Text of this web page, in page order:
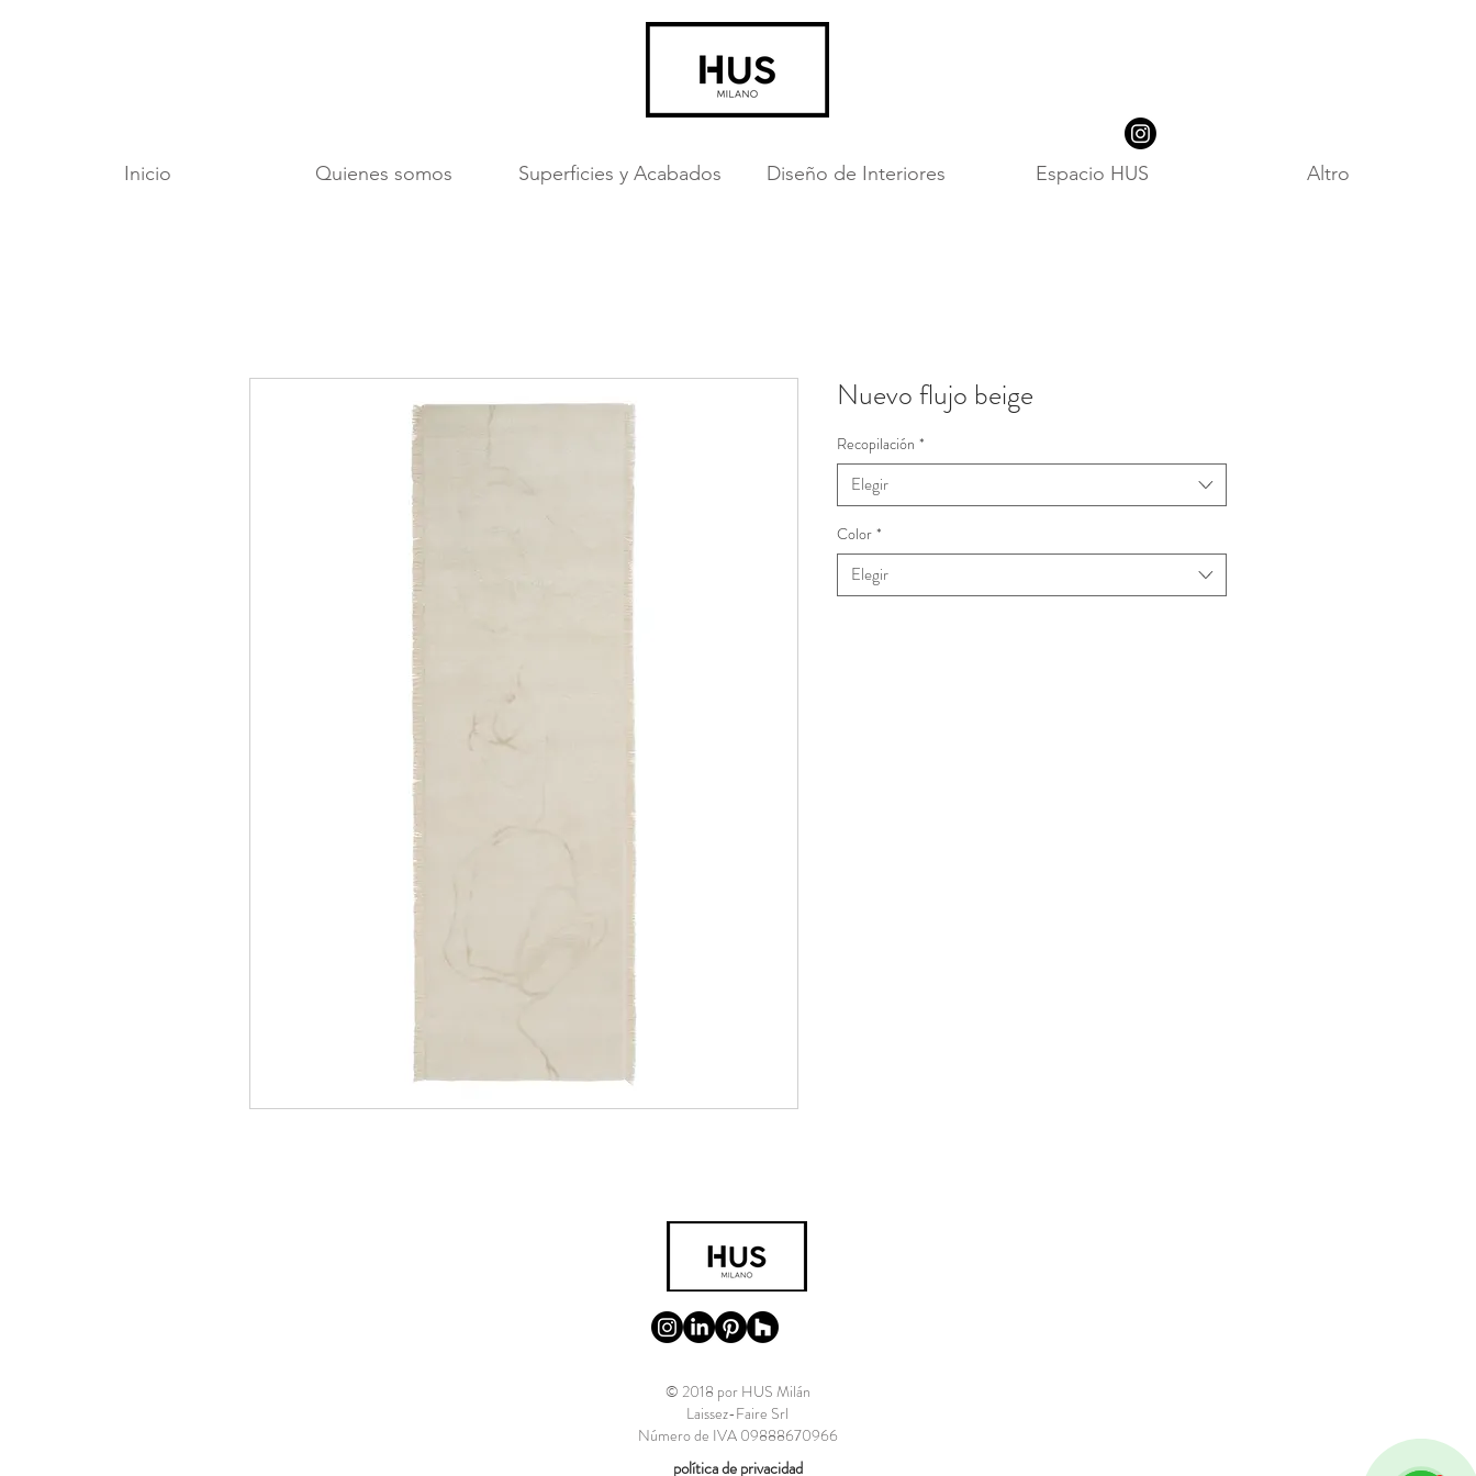
Inicio Quienes somos Superficies y Acabados Diseño de Interiores Espacio HUS Altro
Nuevo flujo beige
Recopilación *
Elegir
Color *
Elegir
© 2018 por HUS Milán
Laissez-Faire Srl
Número de IVA 09888670966
política de privacidad